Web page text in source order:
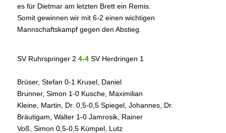
es für Dietmar am letzten Brett ein Remis.
Somit gewinnen wir mit 6-2 einen wichtigen
Mannschaftskampf gegen den Abstieg.
SV Ruhrspringer 2 4-4SV Herdringen 1
Brüser, Stefan 0-1 Krusel, Daniel
Brunner, Simon 1-0 Kusche, Maximilian
Kleine, Martin, Dr. 0,5-0,5 Spiegel, Johannes, Dr.
Bräutigam, Walter 1-0 Jamrosik, Rainer
Voß, Simon 0,5-0,5 Kümpel, Lutz